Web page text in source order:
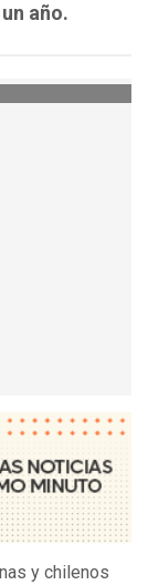
año.
y chilenos